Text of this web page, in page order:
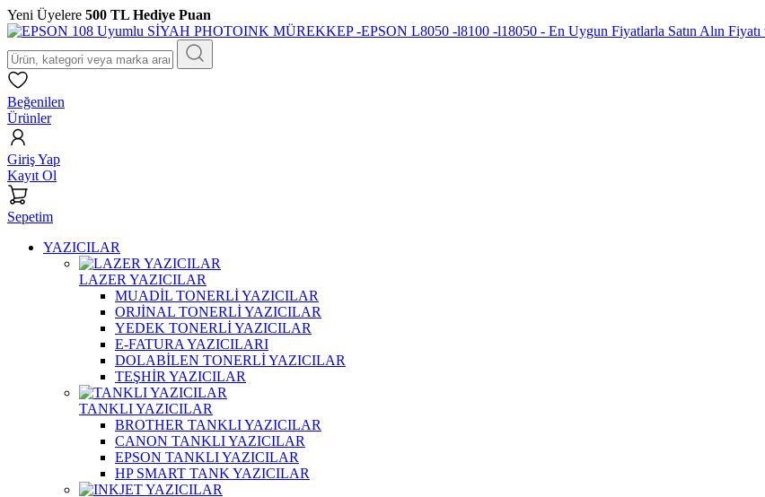
Yeni Üyelere 500 TL Hediye Puan
Beğenilen
Ürünler
Giriş Yap
Kayıt Ol
Sepetim
YAZICILAR
LAZER YAZICILAR
MUADİL TONERLİ YAZICILAR
ORJİNAL TONERLİ YAZICILAR
YEDEK TONERLİ YAZICILAR
E-FATURA YAZICILARI
DOLABİLEN TONERLİ YAZICILAR
TEŞHİR YAZICILAR
TANKLI YAZICILAR
BROTHER TANKLI YAZICILAR
CANON TANKLI YAZICILAR
EPSON TANKLI YAZICILAR
HP SMART TANK YAZICILAR